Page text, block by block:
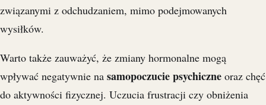
związanymi z odchudzaniem, mimo podejmowanych
wysiłków.
Warto także zauważyć, że zmiany hormonalne mogą
wpływać negatywnie na samopoczucie psychiczne oraz chęć
do aktywności fizycznej. Uczucia frustracji czy obniżenia